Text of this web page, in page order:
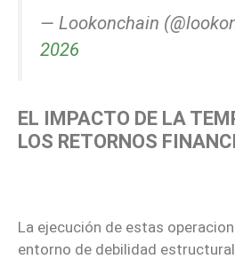
— Lookonchain
2026
EL IMPACTO DE LA
LOS RETORNOS
La ejecución de estas
entorno de debilidad